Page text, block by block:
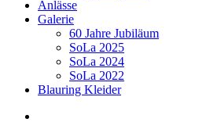
Anlässe
Galerie
60 Jahre Jubiläum
SoLa 2025
SoLa 2024
SoLa 2022
Blauring Kleider